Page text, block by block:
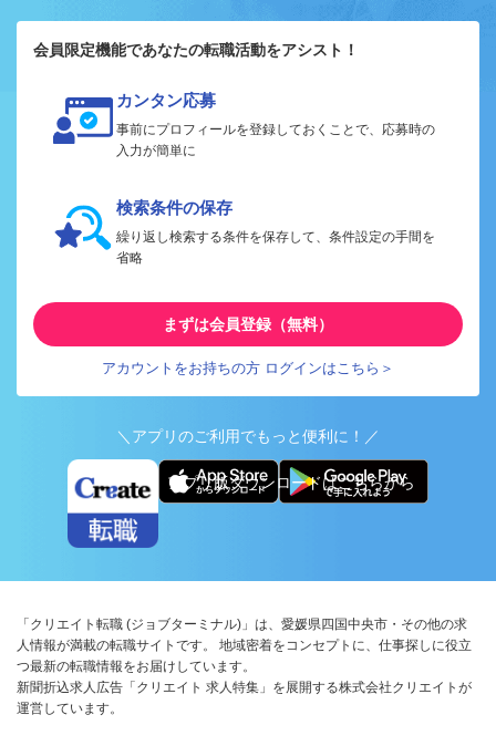
会員限定機能であなたの転職活動をアシスト！
カンタン応募
事前にプロフィールを登録しておくことで、応募時の
入力が簡単に
検索条件の保存
繰り返し検索する条件を保存して、条件設定の手間を
省略
まずは会員登録（無料）
アカウントをお持ちの方 ログインはこちら＞
＼アプリのご利用でもっと便利に！／
アプリ版ダウンロードはこちらから
「クリエイト転職 (ジョブターミナル)」は、愛媛県四国中央市・その他の求
人情報が満載の転職サイトです。 地域密着をコンセプトに、仕事探しに役立
つ最新の転職情報をお届けしています。
新聞折込求人広告「クリエイト 求人特集」を展開する株式会社クリエイトが
運営しています。